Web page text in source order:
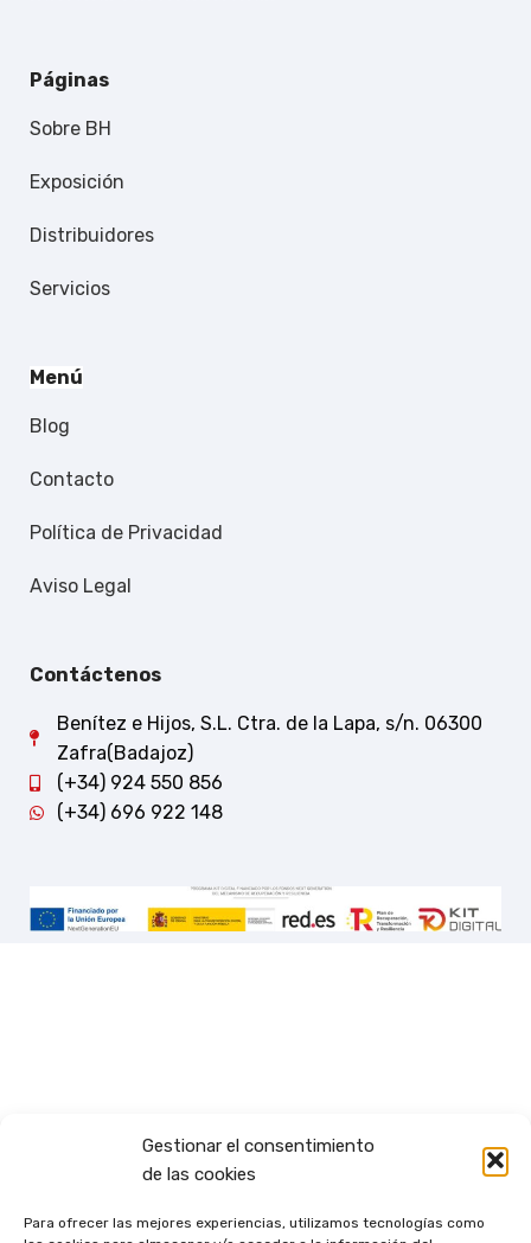
Gestionar el consentimiento
de las cookies
Para ofrecer las mejores experiencias, utilizamos tecnologías como
Páginas
Sobre BH
Exposición
Distribuidores
Servicios
Menú
Blog
Contacto
Política de Privacidad
Aviso Legal
Contáctenos
Benítez e Hijos, S.L. Ctra. de la Lapa, s/n. 06300
Zafra(Badajoz)
(+34) 924 550 856
(+34) 696 922 148